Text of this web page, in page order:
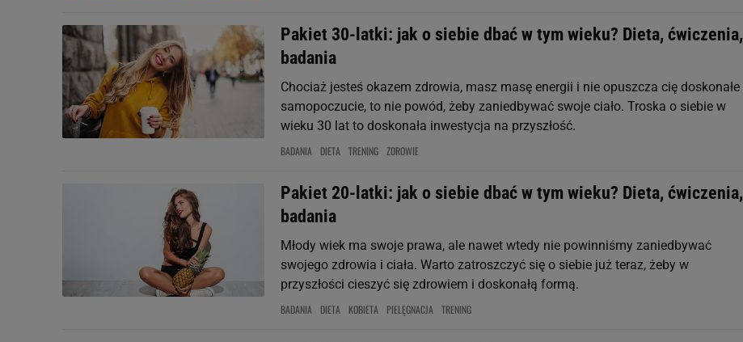
Pakiet 30-latki: jak o siebie dbać w tym wieku? Dieta, ćwiczenia,
badania
Chociaż jesteś okazem zdrowia, masz masę energii i nie opuszcza cię doskonałe
samopoczucie, to nie powód, żeby zaniedbywać swoje ciało. Troska o siebie w
wieku 30 lat to doskonała inwestycja na przyszłość.
BADANIA DIETA TRENING ZDROWIE
Pakiet 20-latki: jak o siebie dbać w tym wieku? Dieta, ćwiczenia,
badania
Młody wiek ma swoje prawa, ale nawet wtedy nie powinniśmy zaniedbywać
swojego zdrowia i ciała. Warto zatroszczyć się o siebie już teraz, żeby w
przyszłości cieszyć się zdrowiem i doskonałą formą.
BADANIA DIETA KOBIETA PIELĘGNACJA TRENING